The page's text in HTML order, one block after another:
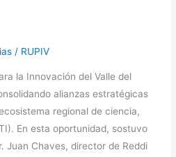
/ RUPIV
la Innovación del Valle del
alianzas estratégicas
regional de ciencia,
En esta oportunidad, sostuvo
Juan Chaves, director de Reddi